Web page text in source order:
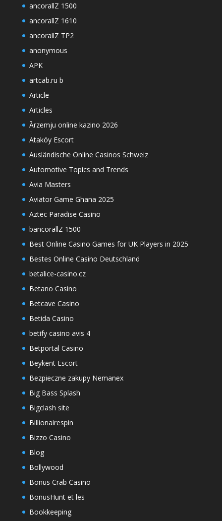
ancorallZ 1500
ancorallZ 1610
ancorallZ TP2
anonymous
APK
artcab.ru b
Article
Articles
Ārzemju online kazino 2026
Ataköy Escort
Ausländische Online Casinos Schweiz
Automotive Topics and Trends
Avia Masters
Aviator Game Ghana 2025
Aztec Paradise Casino
bancorallZ 1500
Best Online Casino Games for UK Players in 2025
Bestes Online Casino Deutschland
betalice-casino.cz
Betano Casino
Betcave Casino
Betida Casino
betify casino avis 4
Betportal Casino
Beykent Escort
Bezpieczne zakupy Nemanex
Big Bass Splash
Bigclash site
Billionairespin
Bizzo Casino
Blog
Bollywood
Bonus Crab Casino
BonusHunt et les
Bookkeeping